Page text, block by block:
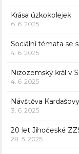
Krása úzkokolejek
6. 6. 2025
Sociální témata se
4. 6. 2025
Nizozemský král v
4. 6. 2025
Návštěva
3. 6. 2025
20 let Jihočeské
28. 5. 2025